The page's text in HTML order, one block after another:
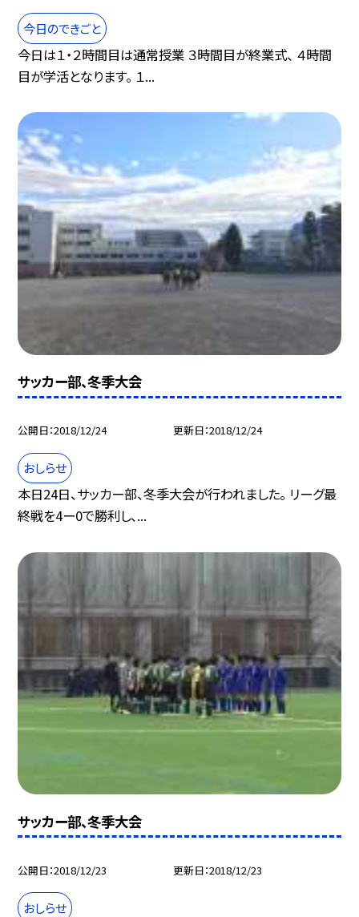
今日のできごと
今日は１・２時間目は通常授業 ３時間目が終業式、 ４時間
目が学活となります。 １...
サッカー部、冬季大会
公開日 2018/12/24 更新日 2018/12/24
おしらせ
本日24日、サッカー部、冬季大会が行われました。 リーグ最
終戦を4ー0で勝利し、...
サッカー部、冬季大会
公開日 2018/12/23 更新日 2018/12/23
おしらせ